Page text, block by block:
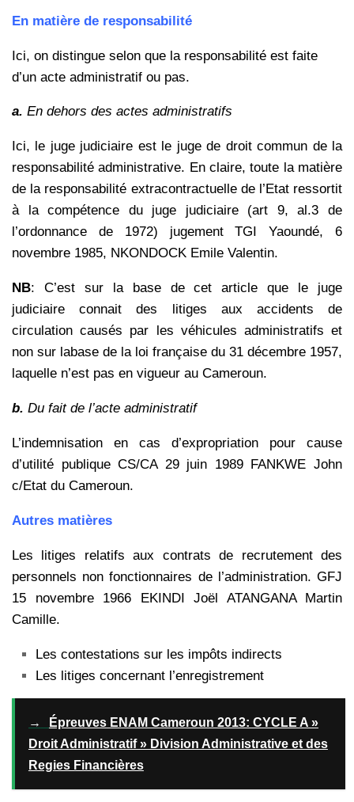
En matière de responsabilité
Ici, on distingue selon que la responsabilité est faite
d’un acte administratif ou pas.
a. En dehors des actes administratifs
Ici, le juge judiciaire est le juge de droit commun de la
responsabilité administrative. En claire, toute la matière
de la responsabilité extracontractuelle de l’Etat ressortit
à la compétence du juge judiciaire (art 9, al.3 de
l’ordonnance de 1972) jugement TGI Yaoundé, 6
novembre 1985, NKONDOCK Emile Valentin.
NB: C’est sur la base de cet article que le juge
judiciaire connait des litiges aux accidents de
circulation causés par les véhicules administratifs et
non sur labase de la loi française du 31 décembre 1957,
laquelle n’est pas en vigueur au Cameroun.
b. Du fait de l’acte administratif
L’indemnisation en cas d’expropriation pour cause
d’utilité publique CS/CA 29 juin 1989 FANKWE John
c/Etat du Cameroun.
Autres matières
Les litiges relatifs aux contrats de recrutement des
personnels non fonctionnaires de l’administration. GFJ
15 novembre 1966 EKINDI Joël ATANGANA Martin
Camille.
Les contestations sur les impôts indirects
Les litiges concernant l’enregistrement
→
Épreuves ENAM Cameroun 2013: CYCLE A »
Droit Administratif » Division Administrative et des
Regies Financières